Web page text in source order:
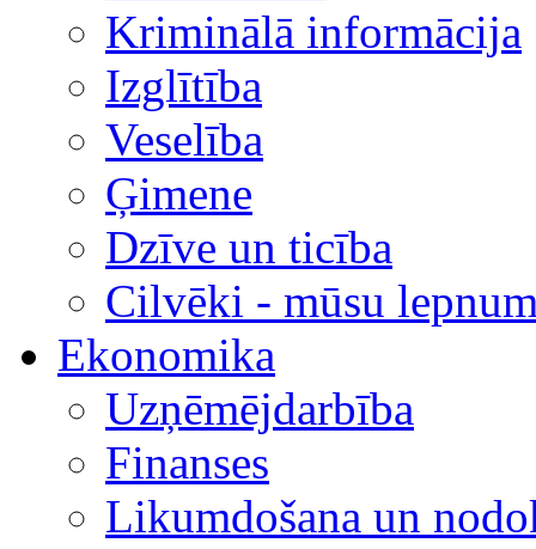
Kriminālā informācija
Izglītība
Veselība
Ģimene
Dzīve un ticība
Cilvēki - mūsu
Ekonomika
Uzņēmējdarbība
Finanses
Likumdošana un